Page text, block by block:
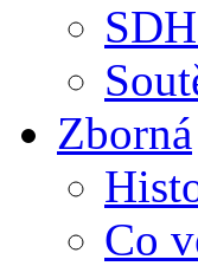
Zborná
Co